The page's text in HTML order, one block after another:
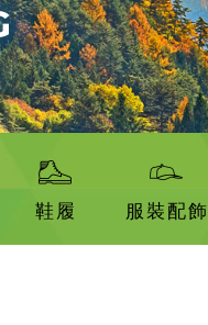
鞋履 服裝配飾